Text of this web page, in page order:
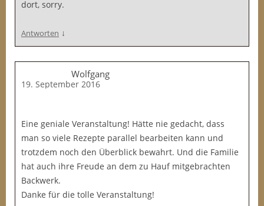
dort, sorry.
Antworten ↓
Wolfgang
19. September 2016
Eine geniale Veranstaltung! Hätte nie gedacht, dass
man so viele Rezepte parallel bearbeiten kann und
trotzdem noch den Überblick bewahrt. Und die Familie
hat auch ihre Freude an dem zu Hauf mitgebrachten
Backwerk.
Danke für die tolle Veranstaltung!